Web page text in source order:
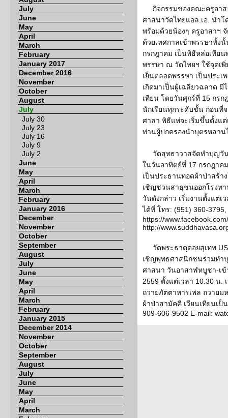
July
June
May
April
March
February
January 2017
December 2016
November
October
August
July
July 30
July 23
July 16
July 9
July 2
June
May
April
March
February
January 2016
December
November
October
September
August
July
June
May
April
March
February
January 2015
December 2014
November
October
September
August
July
June
May
April
March
กิจกรรมของคณะครูอา
ศาสนาวัดไทยแอล.เอ. นำ
พร้อมด้วยน้องๆ ครูอาสาฯ
ด้วยเทศกาลเข้าพรรษาทั้ง
กรกฎาคม เป็นพิธีหล่อเทีย
พรรษา ณ วัดไทยฯ ใช้จุดเ
เย็นตลอดพรรษา เป็นประ
เกิดมาเป็นผู้เฉลียวฉลาด มี
เทียน โดยวันศุกร์ที่ 15 กร
นักเรียนทุกระดับชั้น ก่อนที่
ศาลา พิธีแห่จะเริ่มขึ้นตั้งแ
ท่านผู้ปกครองนำบุตรหลาน
วัดสุทธาวาสจัดทำบุญวั
ในวันอาทิตย์ที่ 17 กรกฎา
เป็นประธานทอดผ้าป่าสร้า
เชิญชวนสาธุชนออกโรงท
วันดังกล่าว เริ่มงานตั้งแต่เ
ได้ที่ โทร: (951) 360-
https://
http://
วัดพระธาตุดอยสุเทพ
เชิญพุทธศาสนิกชนร่วมทำ
ศาสนา วันอาสาฬหบูชา-เ
2559 ตั้งแต่เวลา 10.30 น
ถวายภัตตาหารเพล ถวาย
ผ้าป่าสามัคคี เวียนเทียนเ
909-606-9502 E-mail: